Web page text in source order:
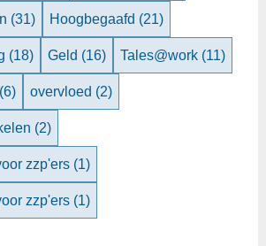
(31) Hoogbegaafd (21)
(18) Geld (16) Tales@work (11)
(6) overvloed (2)
(2)
zzp'ers (1)
zzp'ers (1)